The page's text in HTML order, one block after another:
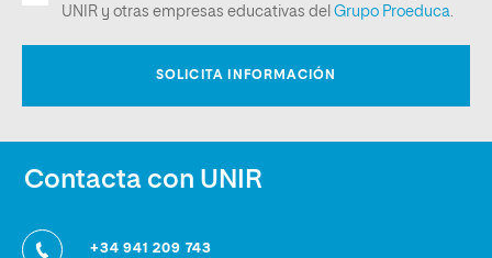
Contacta con UNIR
+34 941 209 743